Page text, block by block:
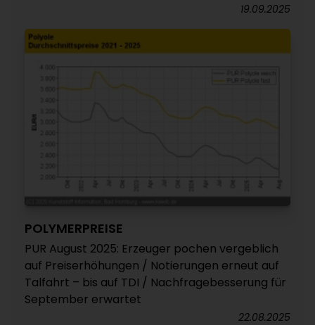
19.09.2025
POLYMERPREISE
PUR August 2025: Erzeuger pochen vergeblich
auf Preiserhöhungen / Notierungen erneut auf
Talfahrt – bis auf TDI / Nachfragebesserung für
September erwartet
22.08.2025